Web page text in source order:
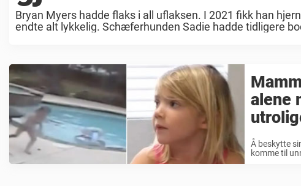
Bryan Myers hadde flaks i all uflaksen. I 2021 fikk han
endte alt lykkelig. Schæferhunden Sadie hadde tidligere
alene
Å beskytte
komme til